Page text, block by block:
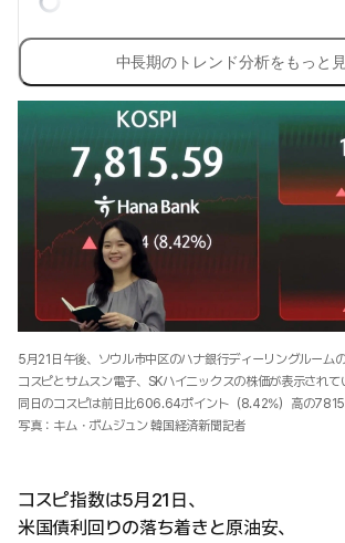
中長期のトレンド分析をもっと
5月21日午後、ソウル市中区のハナ銀行ディーリングルームの
コスピとサムスン電子、SKハイニックスの株価が表示されて
同日のコスピは前日比606.64ポイント（8.42%）高の
写真：キム・ボムジュン 韓国経済新聞記者
コスピ指数は5月21日、
米国債利回りの落ち着きと原油安、